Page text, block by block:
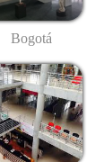
Bogotá